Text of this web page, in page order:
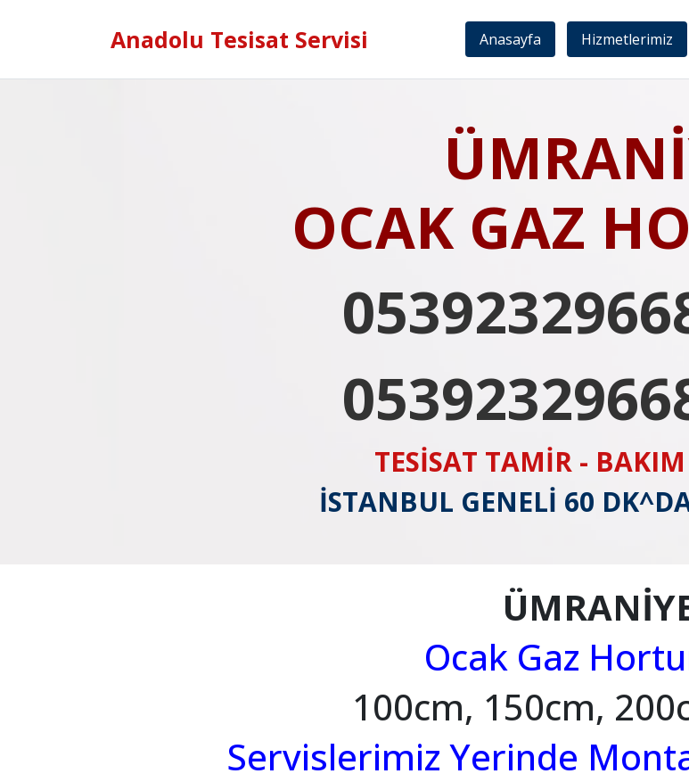
Anadolu Tesisat Servisi Anasayfa Hizmetlerimiz
OCAK GAZ
TESİSAT TAMİR -
İSTANBUL GENELİ 60
Ocak Gaz
100cm, 150cm,
Servislerimiz Yerinde